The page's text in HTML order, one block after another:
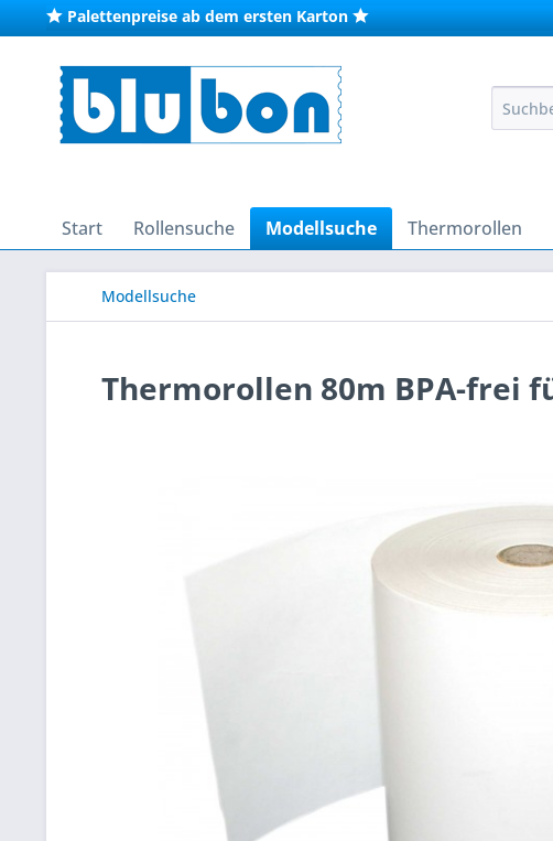
Palettenpreise ab dem ersten Karton
Start Rollensuche Modellsuche Thermorollen
Modellsuche
Thermorollen 80m BPA-frei